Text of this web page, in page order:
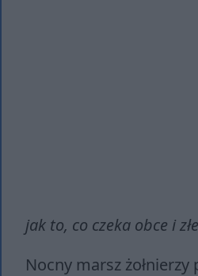
jak to, co czeka obce i
Nocny marsz